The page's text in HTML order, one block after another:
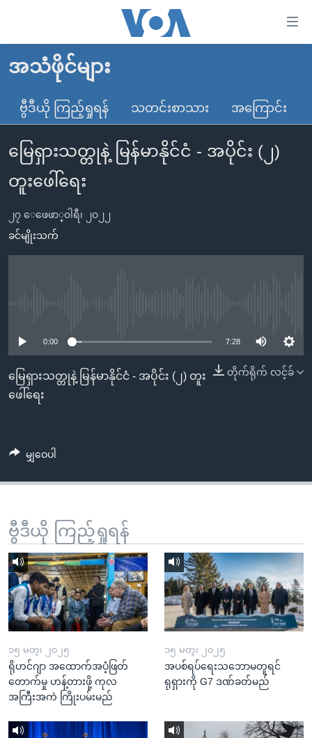
လွယ်ကူ
သည့်
Link
များ
ပင်မ
သို့
ကျော်
ညွန်း
စာမျက်နှာ
သို့
ကျော်
ရှာဖွေ
နေရာ
ကျော်
ရန်
မူလစာမျက်နှာ
မြန်မာ
ကမ္ဘာ့သတင်းများ
နိုင်ငံတကာ
အမေရိကန်
အစ္စရေး-ပါလက်စတိုင်း
ဗွီဒီယို
သတင်းလွတ်လပ်ခွင့်
ရပ်ဝန်းတခု လမ်းတခု အလွန်
အင်္ဂလိပ်စာလေ့လာမယ်
Learning English
ဗွီအိုအေ လူမှုကွန်ယက်များ
အသံဖိုင်များ
ဗွီဒီယို ကြည့်ရှုရန် သတင်းစာသား အကြောင်း
မြေရှားသတ္တုနဲ့ မြန်မာနိုင်ငံ - အပိုင်း (၂)
တူးဖေါ်ရေး
၂၇ ေဖေဖာ္၀ါရီ၊ ၂၀၂၂
ခင်မျိုးသက်
0:00 7:28
တိုက်ရိုက် လင့်ခ်
မြေရှားသတ္တုနဲ့ မြန်မာနိုင်ငံ - အပိုင်း (၂) တူး
ဖေါ်ရေး
မျှဝေပါ
ဗွီဒီယို ကြည့်ရှုရန်
၁၅ မတ္၊ ၂၀၂၅
ရိုဟင်ဂျာ အထောက်အပံ့ဖြတ်
တောက်မှု ဟန့်တားဖို့ ကုလ
အကြီးအကဲ ကြိုးပမ်းမည်
၁၅ မတ္၊ ၂၀၂၅
အပစ်ရပ်ရေးသဘောမတူရင်
ရုရှားကို G7 ဒဏ်ခတ်မည်